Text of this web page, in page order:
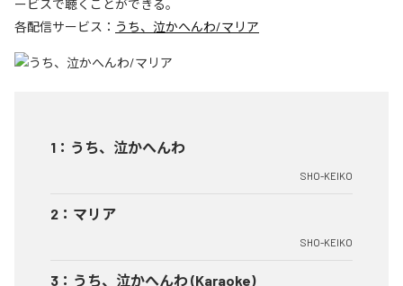
ービスで聴くことができる。
各配信サービス： うち、泣かへんわ/マリア
1 ： うち、泣かへんわ
SHO-KEIKO
2 ： マリア
SHO-KEIKO
3 ： うち、泣かへんわ (Karaoke)